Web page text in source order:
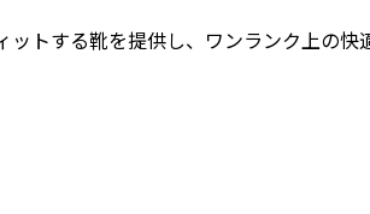
トする靴を提供し、ワンランク上の快